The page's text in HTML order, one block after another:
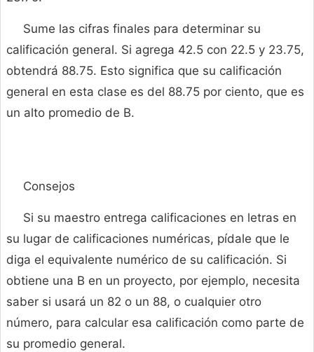
Sume las cifras finales para determinar su
calificación general. Si agrega 42.5 con 22.5 y 23.75,
obtendrá 88.75. Esto significa que su calificación
general en esta clase es del 88.75 por ciento, que es
un alto promedio de B.
Consejos
Si su maestro entrega calificaciones en letras en
su lugar de calificaciones numéricas, pídale que le
diga el equivalente numérico de su calificación. Si
obtiene una B en un proyecto, por ejemplo, necesita
saber si usará un 82 o un 88, o cualquier otro
número, para calcular esa calificación como parte de
su promedio general.